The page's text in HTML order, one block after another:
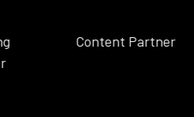
Content Partner